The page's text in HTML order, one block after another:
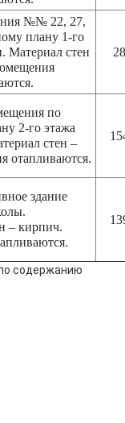
№№ 22, 27,
плану 1-го
Материал стен
по
2-го этажа
стен –
отапливаются.
здание
– кирпич.
содержанию